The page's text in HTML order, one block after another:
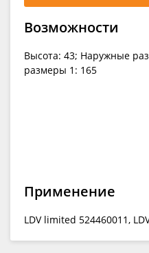
Возможности
Высота: 43; Наружные
размеры 1: 165
Применение
LDV limited 524460011,